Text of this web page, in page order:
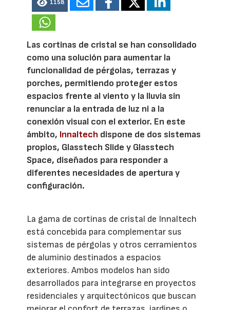
1158
Las cortinas de cristal se han consolidado
como una solución para aumentar la
funcionalidad de pérgolas, terrazas y
porches, permitiendo proteger estos
espacios frente al viento y la lluvia sin
renunciar a la entrada de luz ni a la
conexión visual con el exterior. En este
ámbito, Innaltech dispone de dos sistemas
propios, Glasstech Slide y Glasstech
Space, diseñados para responder a
diferentes necesidades de apertura y
configuración.
La gama de cortinas de cristal de Innaltech
está concebida para complementar sus
sistemas de pérgolas y otros cerramientos
de aluminio destinados a espacios
exteriores. Ambos modelos han sido
desarrollados para integrarse en proyectos
residenciales y arquitectónicos que buscan